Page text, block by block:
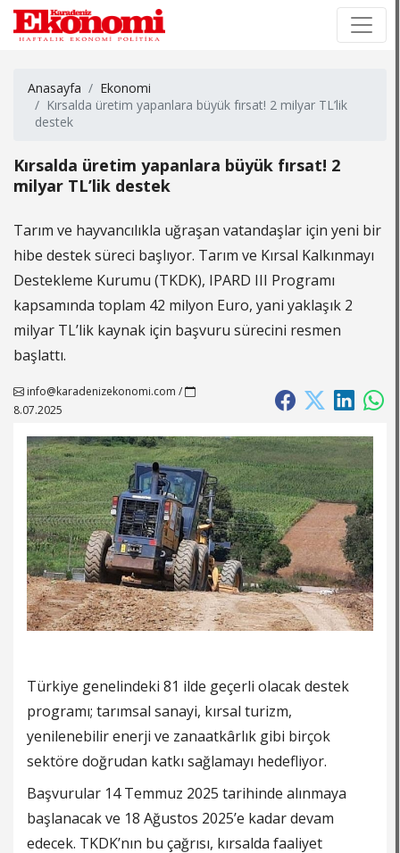
Anasayfa
Ekonomi
Kırsalda üretim yapanlara büyük fırsat! 2 milyar TL’lik
destek
Kırsalda üretim yapanlara büyük fırsat! 2
milyar TL’lik destek
Tarım ve hayvancılıkla uğraşan vatandaşlar için yeni bir
hibe destek süreci başlıyor. Tarım ve Kırsal Kalkınmayı
Destekleme Kurumu (TKDK), IPARD III Programı
kapsamında toplam 42 milyon Euro, yani yaklaşık 2
milyar TL’lik kaynak için başvuru sürecini resmen
başlattı.
info@karadenizekonomi.com /
8.07.2025
Türkiye genelindeki 81 ilde geçerli olacak destek
programı; tarımsal sanayi, kırsal turizm,
yenilenebilir enerji ve zanaatkârlık gibi birçok
sektöre doğrudan katkı sağlamayı hedefliyor.
Başvurular 14 Temmuz 2025 tarihinde alınmaya
başlanacak ve 18 Ağustos 2025’e kadar devam
edecek. TKDK’nın bu çağrısı, kırsalda faaliyet
×
×